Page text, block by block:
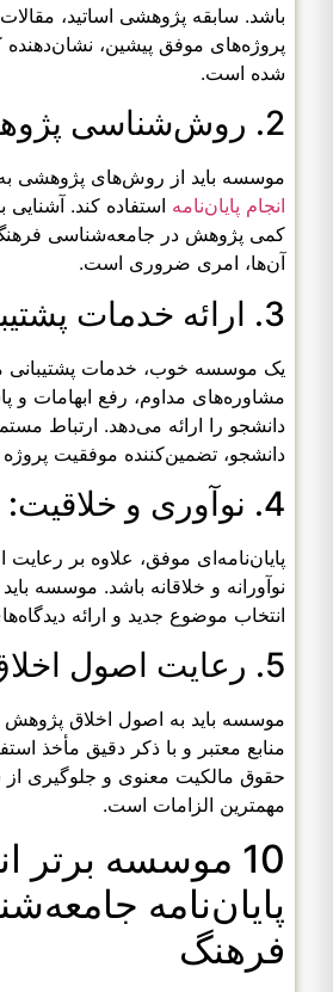
باشد. سابقه پژوهشی اساتید،
پروژه‌های موفق پیشین، نشان‌دهنده
شده است.
2. روش‌شناسی پژوهش:
موسسه باید از روش‌های پژوهشی
انجام پایان‌نامه استفاده کند.
کمی پژوهش در جامعه‌شناسی فرهنگ
آن‌ها، امری ضروری است.
3. ارائه خدمات پشتیبانی:
یک موسسه خوب، خدمات پشتیبانی
مشاوره‌های مداوم، رفع ابهامات و
دانشجو را ارائه می‌دهد. ارتباط
دانشجو، تضمین‌کننده موفقیت
4. نوآوری و خلاقیت:
پایان‌نامه‌ای موفق، علاوه بر رعایت
نوآورانه و خلاقانه باشد. موسسه
انتخاب موضوع جدید و ارائه
5. رعایت اصول اخلاق پژوهش:
موسسه باید به اصول اخلاق پژوهش
منابع معتبر و با ذکر دقیق مأخذ
حقوق مالکیت معنوی و جلوگیری از
مهمترین الزامات است.
10 موسسه برتر
پایان‌نامه
فرهنگ